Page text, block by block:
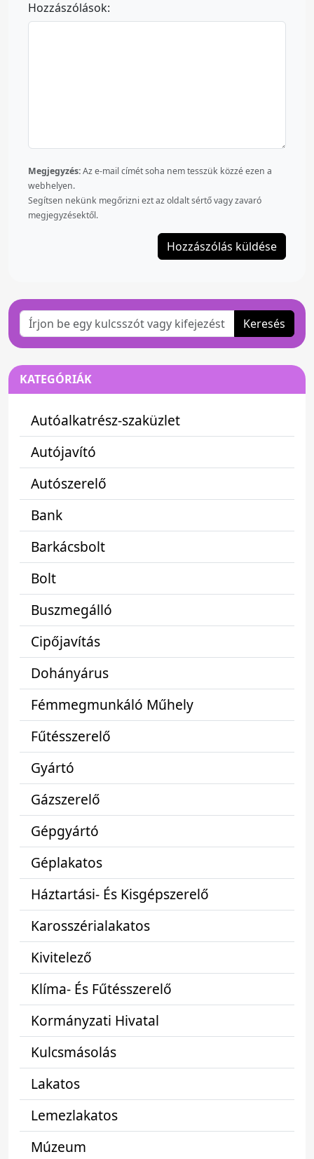
Hozzászólások:
Megjegyzés:Az e-mail címét soha nem tesszük közzé ezen a
webhelyen.
Segítsen nekünk megőrizni ezt az oldalt sértő vagy zavaró
megjegyzésektől.
Keresés
KATEGÓRIÁK
Autóalkatrész-szaküzlet
Autójavító
Autószerelő
Bank
Barkácsbolt
Bolt
Buszmegálló
Cipőjavítás
Dohányárus
Fémmegmunkáló Műhely
Fűtésszerelő
Gyártó
Gázszerelő
Gépgyártó
Géplakatos
Háztartási- És Kisgépszerelő
Karosszérialakatos
Kivitelező
Klíma- És Fűtésszerelő
Kormányzati Hivatal
Kulcsmásolás
Lakatos
Lemezlakatos
Múzeum